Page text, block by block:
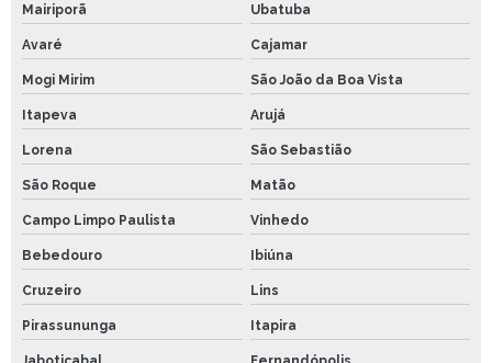
Mairiporã Ubatuba
Avaré Cajamar
Mogi Mirim São João da Boa Vista
Itapeva Arujá
Lorena São Sebastião
São Roque Matão
Campo Limpo Paulista Vinhedo
Bebedouro Ibiúna
Cruzeiro Lins
Pirassununga Itapira